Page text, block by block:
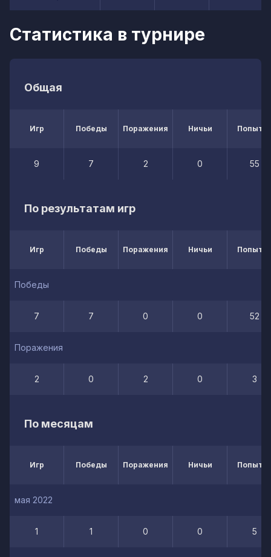
Статистика в турнире
Общая
Игр Победы Поражения Ничьи
9 7 2 0 55
По результатам игр
Игр Победы Поражения Ничьи
Победы
7 7 0 0 52
Поражения
2 0 2 0 3
По месяцам
Игр Победы Поражения Ничьи
мая 2022
1 1 0 0 5